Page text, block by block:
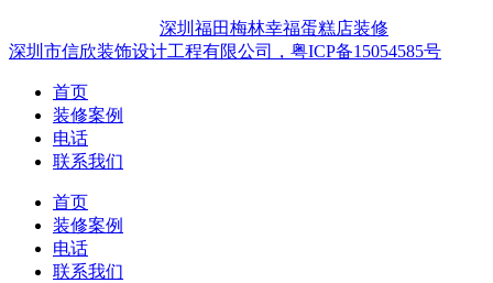
深圳福田梅林幸福蛋糕店装修
深圳市信欣装饰设计工程有限公司，粤ICP备15054585号
首页
装修案例
电话
联系我们
首页
装修案例
电话
联系我们